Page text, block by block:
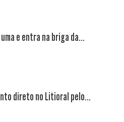
e entra na briga da...
direto no Litioral pelo...